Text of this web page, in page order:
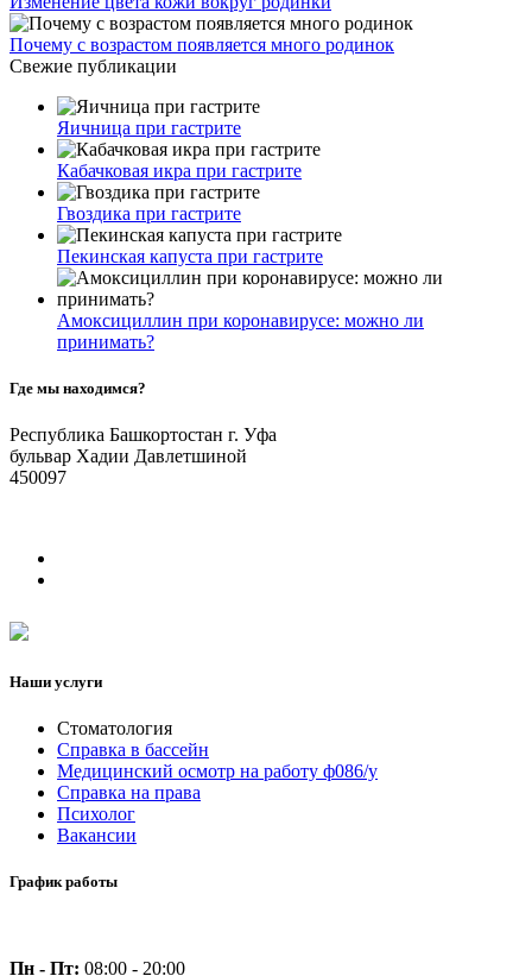
Почему с возрастом появляется много родинок
Свежие публикации
Яичница при гастрите
Кабачковая икра при гастрите
Гвоздика при гастрите
Пекинская капуста при гастрите
Амоксициллин при коронавирусе: можно ли
принимать?
Где мы находимся?
Республика Башкортостан г. Уфа
бульвар Хадии Давлетшиной
450097
Наши услуги
Стоматология
Справка в бассейн
Медицинский осмотр на работу ф086/у
Справка на права
Психолог
Вакансии
График работы
Пн - Пт: 08:00 - 20:00